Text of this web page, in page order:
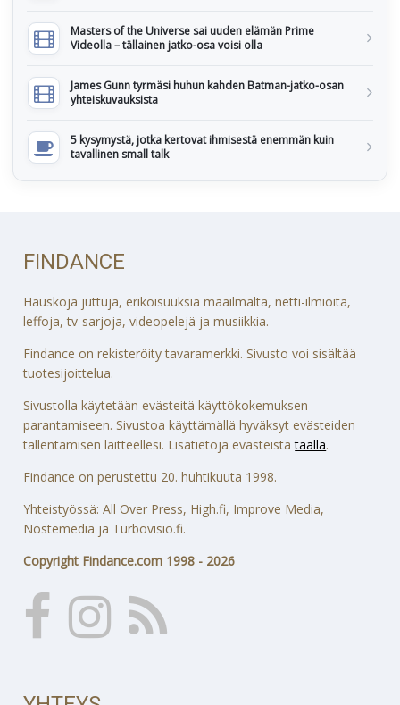
Masters of the Universe sai uuden elämän Prime
Videolla – tällainen jatko-osa voisi olla
James Gunn tyrmäsi huhun kahden Batman-jatko-osan
yhteiskuvauksista
5 kysymystä, jotka kertovat ihmisestä enemmän kuin
tavallinen small talk
FINDANCE
Hauskoja juttuja, erikoisuuksia maailmalta, netti-ilmiöitä,
leffoja, tv-sarjoja, videopelejä ja musiikkia.
Findance on rekisteröity tavaramerkki. Sivusto voi sisältää
tuotesijoittelua.
Sivustolla käytetään evästeitä käyttökokemuksen
parantamiseen. Sivustoa käyttämällä hyväksyt evästeiden
tallentamisen laitteellesi. Lisätietoja evästeistätäällä.
Findance on perustettu 20. huhtikuuta 1998.
Yhteistyössä: All Over Press, High.fi, Improve Media,
Nostemedia ja Turbovisio.fi.
Copyright Findance.com 1998 - 2026